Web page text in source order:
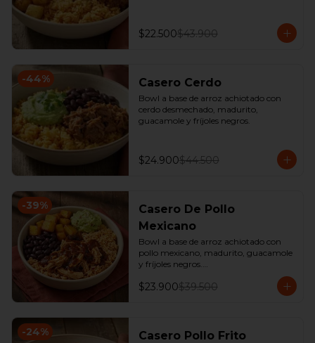
$22.500$43.900
-44% Casero Cerdo
Bowl a base de arroz achiotado con
cerdo desmechado, madurito,
guacamole y fríjoles negros.
$24.900$44.500
-39%
Casero De Pollo
Mexicano
Bowl a base de arroz achiotado con
pollo mexicano, madurito, guacamole
y fríjoles negros.
$23.900$39.500
-24% Casero Pollo Frito